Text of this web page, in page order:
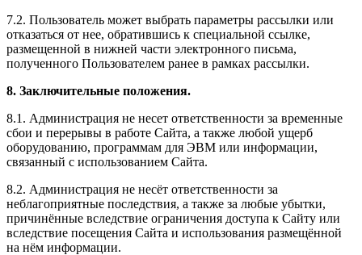
7.2. Пользователь может выбрать параметры рассылки или
отказаться от нее, обратившись к специальной ссылке,
размещенной в нижней части электронного письма,
полученного Пользователем ранее в рамках рассылки.
8. Заключительные положения.
8.1. Администрация не несет ответственности за временные
сбои и перерывы в работе Сайта, а также любой ущерб
оборудованию, программам для ЭВМ или информации,
связанный с использованием Сайта.
8.2. Администрация не несёт ответственности за
неблагоприятные последствия, а также за любые убытки,
причинённые вследствие ограничения доступа к Сайту или
вследствие посещения Сайта и использования размещённой
на нём информации.